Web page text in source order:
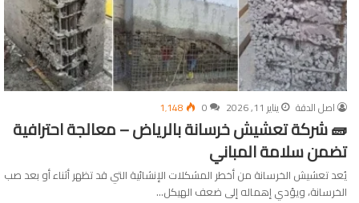
اصل الدقة يناير 11, 2026 0 1٬148
🧱 شركة تعشيش خرسانة بالرياض – معالجة احترافية
تضمن سلامة المباني
يُعد تعشيش الخرسانة من أخطر المشكلات الإنشائية التي قد تظهر أثناء أو بعد صب
الخرسانة، ويؤدي إهماله إلى ضعف الهيكل…